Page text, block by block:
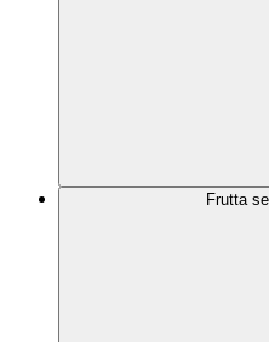
Frutta